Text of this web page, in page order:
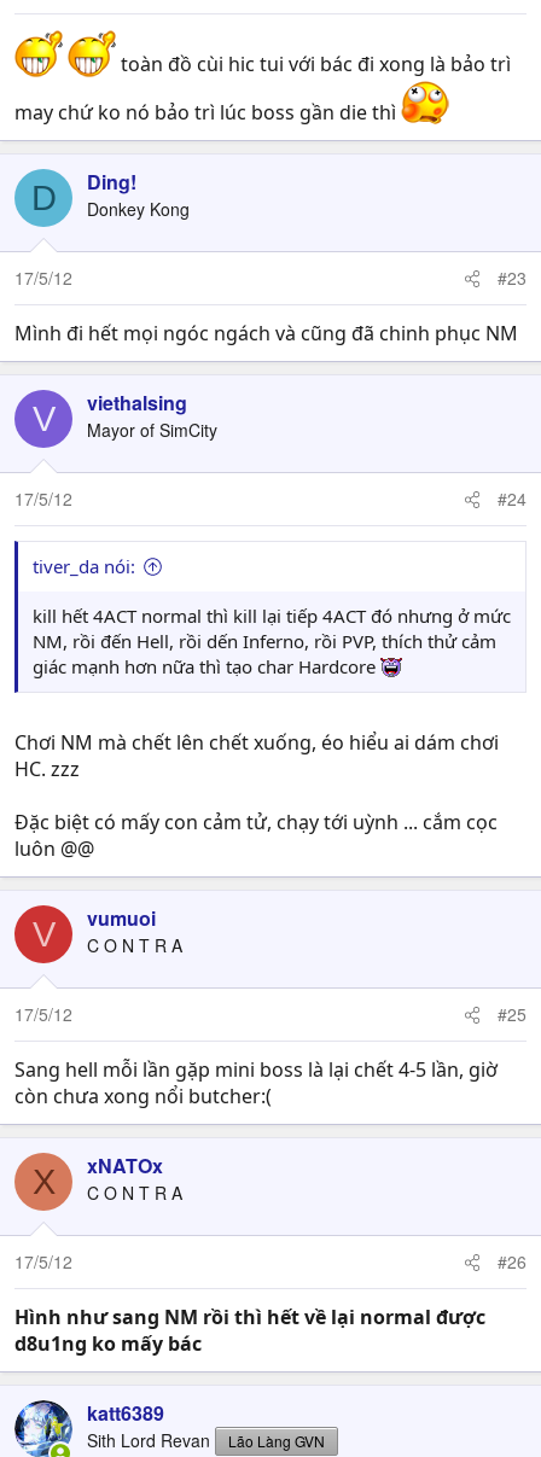
toàn đồ cùi hic tui với bác đi xong là bảo trì
may chứ ko nó bảo trì lúc boss gần die thì
D Ding!
Donkey Kong
17/5/12 #23
Mình đi hết mọi ngóc ngách và cũng đã chinh phục NM
V viethalsing
Mayor of SimCity
17/5/12 #24
tiver_da nói:
kill hết 4ACT normal thì kill lại tiếp 4ACT đó nhưng ở mức
NM, rồi đến Hell, rồi dến Inferno, rồi PVP, thích thử cảm
giác mạnh hơn nữa thì tạo char Hardcore
Chơi NM mà chết lên chết xuống, éo hiểu ai dám chơi
HC. zzz
Đặc biệt có mấy con cảm tử, chạy tới uỳnh ... cắm cọc
luôn @@
V vumuoi
C O N T R A
17/5/12 #25
Sang hell mỗi lần gặp mini boss là lại chết 4-5 lần, giờ
còn chưa xong nổi butcher:(
X xNATOx
C O N T R A
17/5/12 #26
Hình như sang NM rồi thì hết về lại normal được
d8u1ng ko mấy bác
katt6389
Sith Lord Revan Lão Làng GVN